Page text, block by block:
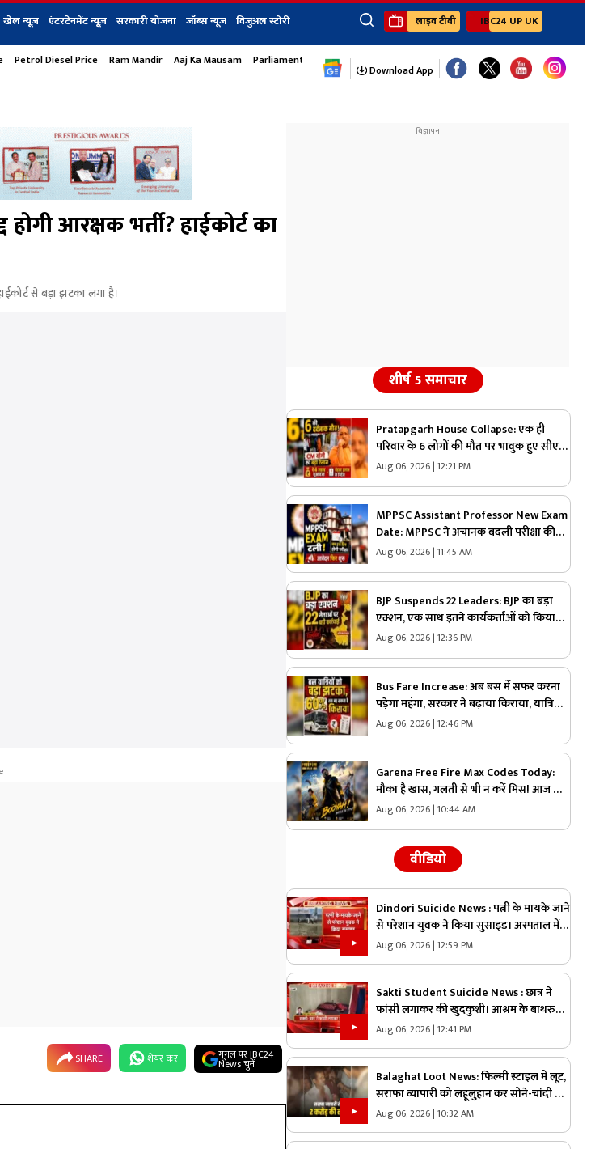
खेल न्यूज़ एंटरटेनमेंट न्यूज़ सरकारी योजना जॉब्स न्यूज विजुअल स्टोरी
×
जॉब्स न्यूज Youtube Channels
Ibc24 Jankarwan
लाइव टीवी IBC24 UP UK
Petrol Diesel Price Ram Mandir Aaj Ka Mausam Parliament Monsoon Session
Download App
आरक्षक भर्ती? हाईकोर्ट का
से बड़ा झटका लगा है।
SHARE शेयर कर गूगल पर IBC24
News चुनें
शीर्ष 5 समाचार
Pratapgarh House Collapse: एक ही
परिवार के 6 लोगों की मौत पर भावुक हुए सीएम
योगी, तुरंत मुआवजे का किया ऐलान, घायल
Aug 06, 2026 | 12:21 PM
MPPSC Assistant Professor New Exam
Date: MPPSC ने अचानक बदली परीक्षा की
तारीख, अब इस दिन होंगे एग्जाम…अगर आपने
Aug 06, 2026 | 11:45 AM
BJP Suspends 22 Leaders: BJP का बड़ा
एक्शन, एक साथ इतने कार्यकर्ताओं को किया
पार्टी से बाहर, 250 से अधिक नेताओं को थमाया
Aug 06, 2026 | 12:36 PM
Bus Fare Increase: अब बस में सफर करना
पड़ेगा महंगा, सरकार ने बढ़ाया किराया, यात्रियों
की जेब पर बढ़ेगा बोझ
Aug 06, 2026 | 12:46 PM
Garena Free Fire Max Codes Today:
मौका है खास, गलती से भी न करें मिस! आज के
कोड्स से मिलेगी ऐसी पावर कि विरोधी देखते रह
Aug 06, 2026 | 10:44 AM
वीडियो
Dindori Suicide News : पत्नी के मायके जाने
से परेशान युवक ने किया सुसाइड। अस्पताल में
इलाज के दौरान युवक की मौत
Aug 06, 2026 | 12:59 PM
Sakti Student Suicide News : छात्र ने
फांसी लगाकर की खुदकुशी। आश्रम के बाथरुम
में फांसी लगाकर की खुदकुशी
Aug 06, 2026 | 12:41 PM
Balaghat Loot News: फिल्मी स्टाइल में लूट,
सराफा व्यापारी को लहूलुहान कर सोने-चांदी से
भरा बैग छीनकर फरार हुए बदमाश, पूरे शहर में
नाकेबंदी
Aug 06, 2026 | 10:32 AM